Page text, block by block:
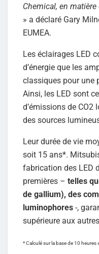
Chemical, en
» a déclaré Gary
EUMEA.
Les éclairages LED
d’énergie que les
classiques pour une
Ainsi, les LED sont
d’émissions de CO2
des sources
Leur durée de vie
soit 15 ans*.
fabrication des LED
premières – telles
de gallium), des
luminophores -,
supérieure aux
* Calculé sur la base de 10 heures